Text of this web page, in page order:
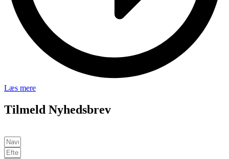
Læs mere
Tilmeld Nyhedsbrev